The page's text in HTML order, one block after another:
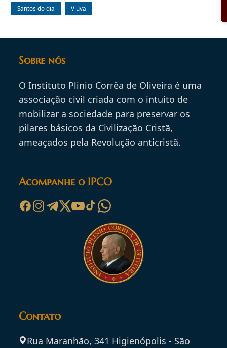
Santos do dia Viúva
Sobre nós
O Instituto Plinio Corrêa de Oliveira é uma
associação civil criada com o intuito de
mobilizar a sociedade para preservar os
pilares básicos da Civilização Cristã,
ameaçados pela Revolução anticristã.
Acompanhe o IPCO
Contato
Rua Maranhão, 341 Higienópolis - São